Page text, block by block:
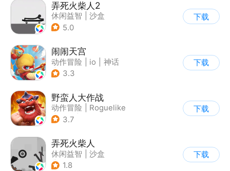
弄死火柴人2
休闲益智
沙盒
5.0
下载
闹闹天宫
动作冒险 io
神话
| 中国风
3.3
下载
野蛮人大作战
动作冒险
Roguelike
| 奇幻
3.7
下载
弄死火柴人
休闲益智
沙盒
| 火柴人
1.8
下载